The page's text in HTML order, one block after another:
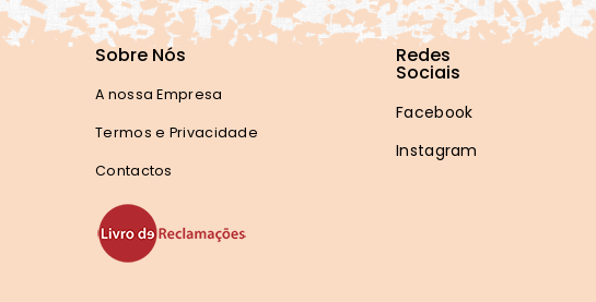
Sobre Nós
A nossa Empresa
Termos e Privacidade
Contactos
Redes
Sociais
Facebook
Instagram